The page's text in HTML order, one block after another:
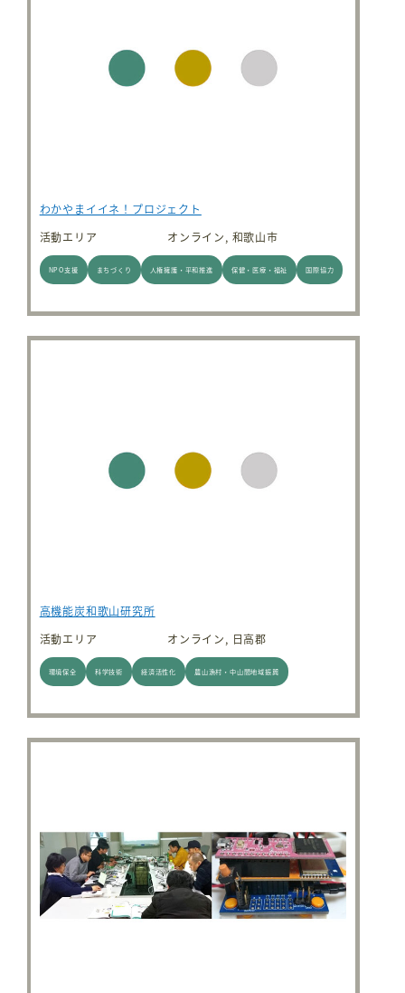
わかやまイイネ！プロジェクト
活動エリア
オンライン, 和歌山市
NPO支援 まちづくり 人権擁護・平和推進 保健・医療・福祉 国際協力
高機能炭和歌山研究所
活動エリア
オンライン, 日高郡
環境保全 科学技術 経済活性化 農山漁村・中山間地域振興